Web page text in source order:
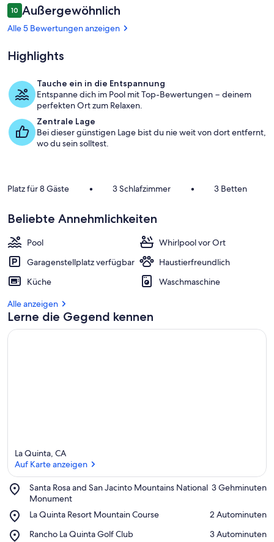
Außenbereich
Bewertungen
1010 von 10.
Außergewöhnlich
Alle 5 Bewertungen anzeigen
Highlights
Tauche ein in die Entspannung
Entspanne dich im Pool mit Top-Bewertungen − deinem
perfekten Ort zum Relaxen.
Zentrale Lage
Bei dieser günstigen Lage bist du nie weit von dort entfernt,
wo du sein solltest.
Platz für 8 Gäste • 3 Schlafzimmer • 3 Betten
Beliebte Annehmlichkeiten
Pool
Whirlpool vor Ort
Garagenstellplatz verfügbar
Haustierfreundlich
Küche
Waschmaschine
Alle anzeigen
Lerne die Gegend kennen
La Quinta, CA
Auf Karte anzeigen
Santa Rosa and San Jacinto Mountains National
Monument
Place,
Santa
Rosa
and
San
‪3 Gehminuten‬
La Quinta Resort Mountain Course
Place,
Quinta
‪2 Autominuten‬
Rancho La Quinta Golf Club
Place,
‪3 Autominuten‬